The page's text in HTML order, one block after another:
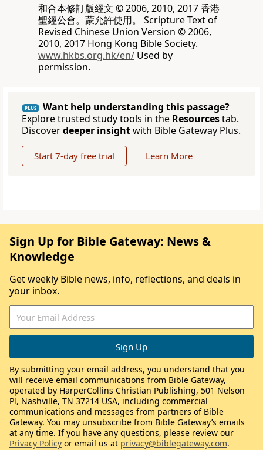
和合本修訂版經文 © 2006, 2010, 2017 香港
聖經公會。蒙允許使用。 Scripture Text of
Revised Chinese Union Version © 2006,
2010, 2017 Hong Kong Bible Society.
www.hkbs.org.hk/en/ Used by
permission.
PLUS
Want help understanding this passage?
Explore trusted study tools in the Resourcestab.
Discoverdeeper insightwith Bible Gateway Plus.
Start 7-day free trial Learn More
Sign Up for Bible Gateway: News &
Knowledge
Get weekly Bible news, info, reflections, and deals in
your inbox.
By submitting your email address, you understand that you
will receive email communications from Bible Gateway,
operated by HarperCollins Christian Publishing, 501 Nelson
Pl, Nashville, TN 37214 USA, including commercial
communications and messages from partners of Bible
Gateway. You may unsubscribe from Bible Gateway’s emails
at any time. If you have any questions, please review our
Privacy Policy or email us at privacy@biblegateway.com.